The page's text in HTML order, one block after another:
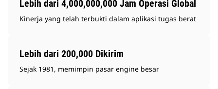
Lebih dari 4,000,000,000 Jam Operasi Global
Kinerja yang telah terbukti dalam aplikasi tugas berat
Lebih dari 200,000 Dikirim
Sejak 1981, memimpin pasar engine besar